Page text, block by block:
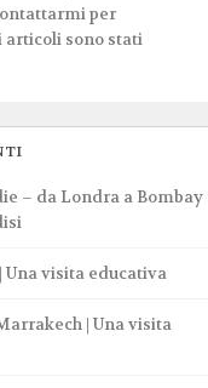
per
articoli sono stati
– da Londra a Bombay
Una visita educativa
| Una visita